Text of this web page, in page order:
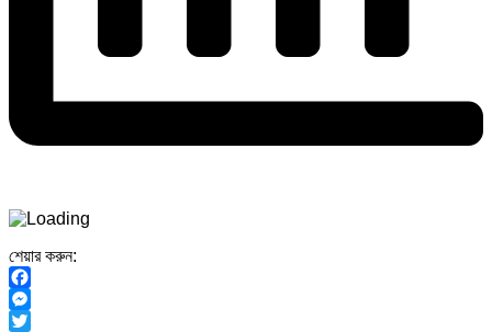
শেয়ার করুন:
Facebook
Messenger